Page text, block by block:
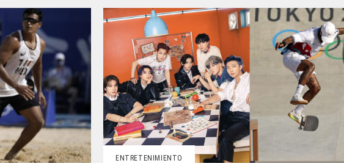
ENTRETENIMIENTO